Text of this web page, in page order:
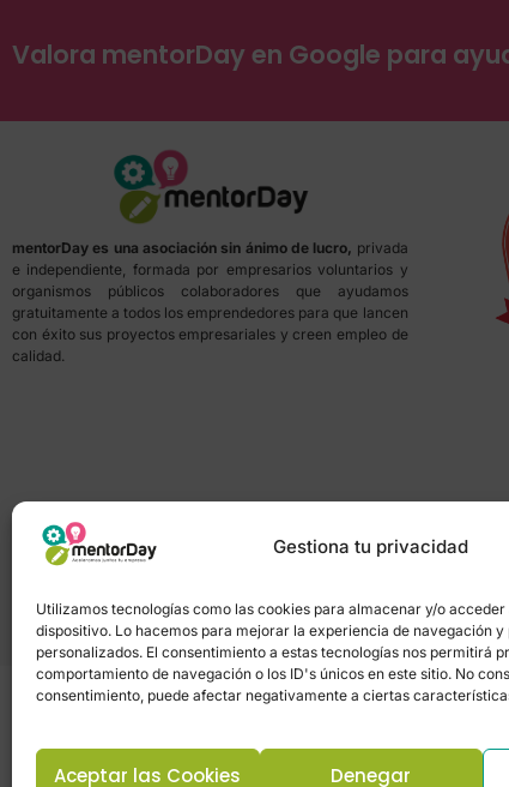
Gestiona tu privacidad
Utilizamos tecnologías como las cookies para almacenar y/o
dispositivo. Lo hacemos para mejorar la experiencia de navegación
personalizados. El consentimiento a estas tecnologías nos permitirá
comportamiento de navegación o los ID's únicos en este sitio. No
consentimiento, puede afectar negativamente a ciertas
Aceptar las Cookies Denegar
Valora mentorDay en Google para
mentorDay es una asociación sin ánimo de lucro, privada
e independiente, formada por empresarios voluntarios y
organismos públicos colaboradores que ayudamos
gratuitamente a todos los emprendedores para que lancen
con éxito sus proyectos empresariales y creen empleo de
calidad.
Política de privacidad–Portal de